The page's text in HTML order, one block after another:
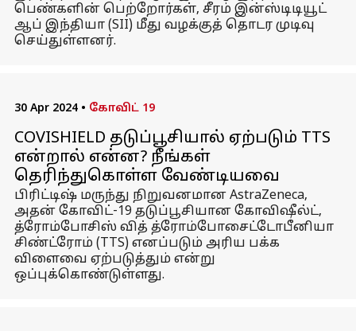
பெண்களின் பெற்றோர்கள், சீரம் இன்ஸ்டிடியூட்
ஆப் இந்தியா (SII) மீது வழக்குத் தொடர முடிவு
செய்துள்ளனர்.
30 Apr 2024 • கோவிட் 19
COVISHIELD தடுப்பூசியால் ஏற்படும் TTS
என்றால் என்ன? நீங்கள்
தெரிந்துகொள்ள வேண்டியவை
பிரிட்டிஷ் மருந்து நிறுவனமான AstraZeneca,
அதன் கோவிட்-19 தடுப்பூசியான கோவிஷீல்ட்,
த்ரோம்போசிஸ் வித் த்ரோம்போசைட்டோபீனியா
சிண்ட்ரோம் (TTS) எனப்படும் அரிய பக்க
விளைவை ஏற்படுத்தும் என்று
ஒப்புக்கொண்டுள்ளது.